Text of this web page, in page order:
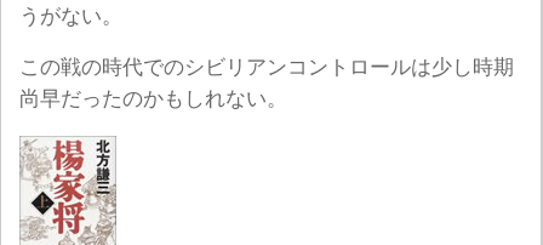
うがない。
この戦の時代でのシビリアンコントロールは少し時期
尚早だったのかもしれない。